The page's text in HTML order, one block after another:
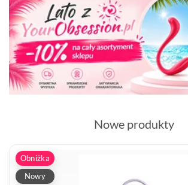
Nowe produkty
Obniżka
Nowy